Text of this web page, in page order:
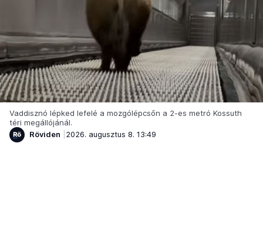
Vaddisznó lépked lefelé a mozgólépcsőn a 2-es metró Kossuth
téri megállójánál.
Röviden
2026. augusztus 8. 13:49